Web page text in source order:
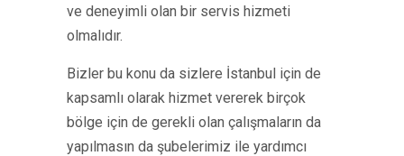
ve deneyimli olan bir servis hizmeti
olmalıdır.
Bizler bu konu da sizlere İstanbul için de
kapsamlı olarak hizmet vererek birçok
bölge için de gerekli olan çalışmaların da
yapılmasın da şubelerimiz ile yardımcı